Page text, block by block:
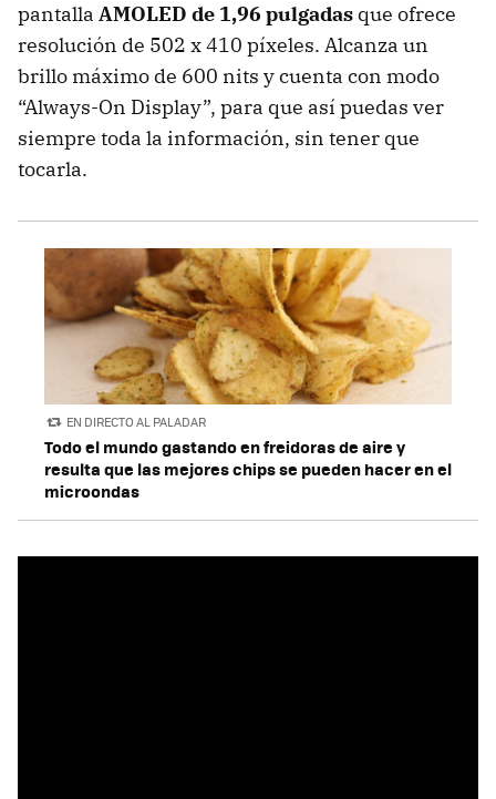
pantalla AMOLED de 1,96 pulgadas que ofrece
resolución de 502 x 410 píxeles. Alcanza un
brillo máximo de 600 nits y cuenta con modo
“Always-On Display”, para que así puedas ver
siempre toda la información, sin tener que
tocarla.
EN DIRECTO AL PALADAR
Todo el mundo gastando en freidoras de aire y
resulta que las mejores chips se pueden hacer en el
microondas